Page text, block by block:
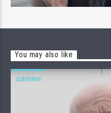
You may also like
ΔΙΕΘΝΉ